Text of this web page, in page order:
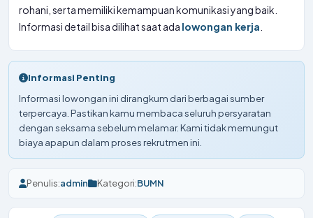
rohani, serta memiliki kemampuan komunikasi yang baik.
Informasi detail bisa dilihat saat ada lowongan kerja
Informasi Penting
Informasi lowongan ini dirangkum dari berbagai sumber
terpercaya. Pastikan kamu membaca seluruh persyaratan
dengan seksama sebelum melamar. Kami tidak memungut
biaya apapun dalam proses rekrutmen ini.
Penulis:admin Kategori:BUMN